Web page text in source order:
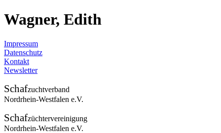
Wagner, Edith
Impressum
Datenschutz
Kontakt
Newsletter
Schafzuchtverband
Nordrhein-Westfalen e.V.
Schafzüchtervereinigung
Nordrhein-Westfalen e.V.